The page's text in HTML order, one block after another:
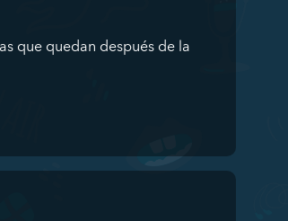
que quedan después de la